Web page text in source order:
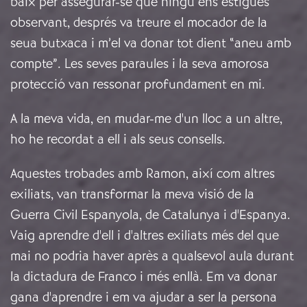
observant, després va treure el mocador de la
seua butxaca i m’el va donar tot dient “aneu amb
compte”. Les seves paraules i la seva amorosa
protecció van ressonar profundament en mi.
A la meva vida, en mudar-me d'un lloc a un altre,
ho he recordat a ell i als seus consells.
Aquestes trobades amb Ramon, així com altres
exiliats, van transformar la meva visió de la
Guerra Civil Espanyola, de Catalunya i d'Espanya.
Vaig aprendre d'ell i d'altres exiliats més del que
mai no podria haver après a qualsevol aula durant
la dictadura de Franco i més enllà. Em va donar
gana d'aprendre i em va ajudar a ser la persona